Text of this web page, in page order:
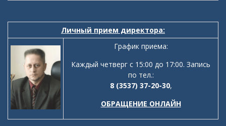
Личный прием директора:
График приема:
Каждый четверг с 15:00 до 17:00. Запись
по тел.:
8 (3537) 37-20-30,
ОБРАЩЕНИЕ ОНЛАЙН